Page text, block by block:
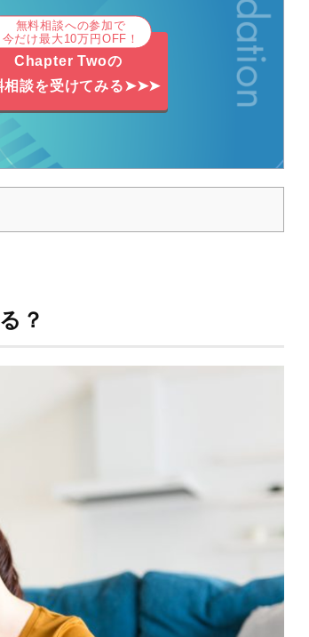
無料相談への参加で
今だけ最大10万円OFF！
Chapter Twoの
相談を受けてみる➤➤➤
？